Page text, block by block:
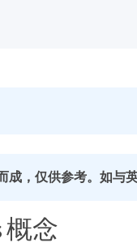
成，仅供参考。如与
概念